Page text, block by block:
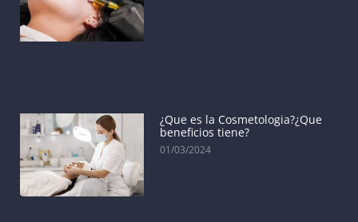
¿Que es la Cosmetologia?¿Que
beneficios tiene?
01/03/2024